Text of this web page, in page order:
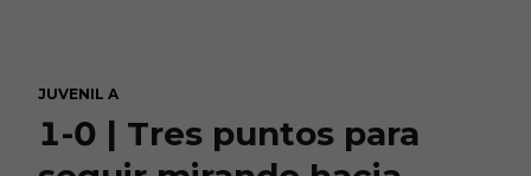
JUVENIL A
1-0 | Tres puntos para